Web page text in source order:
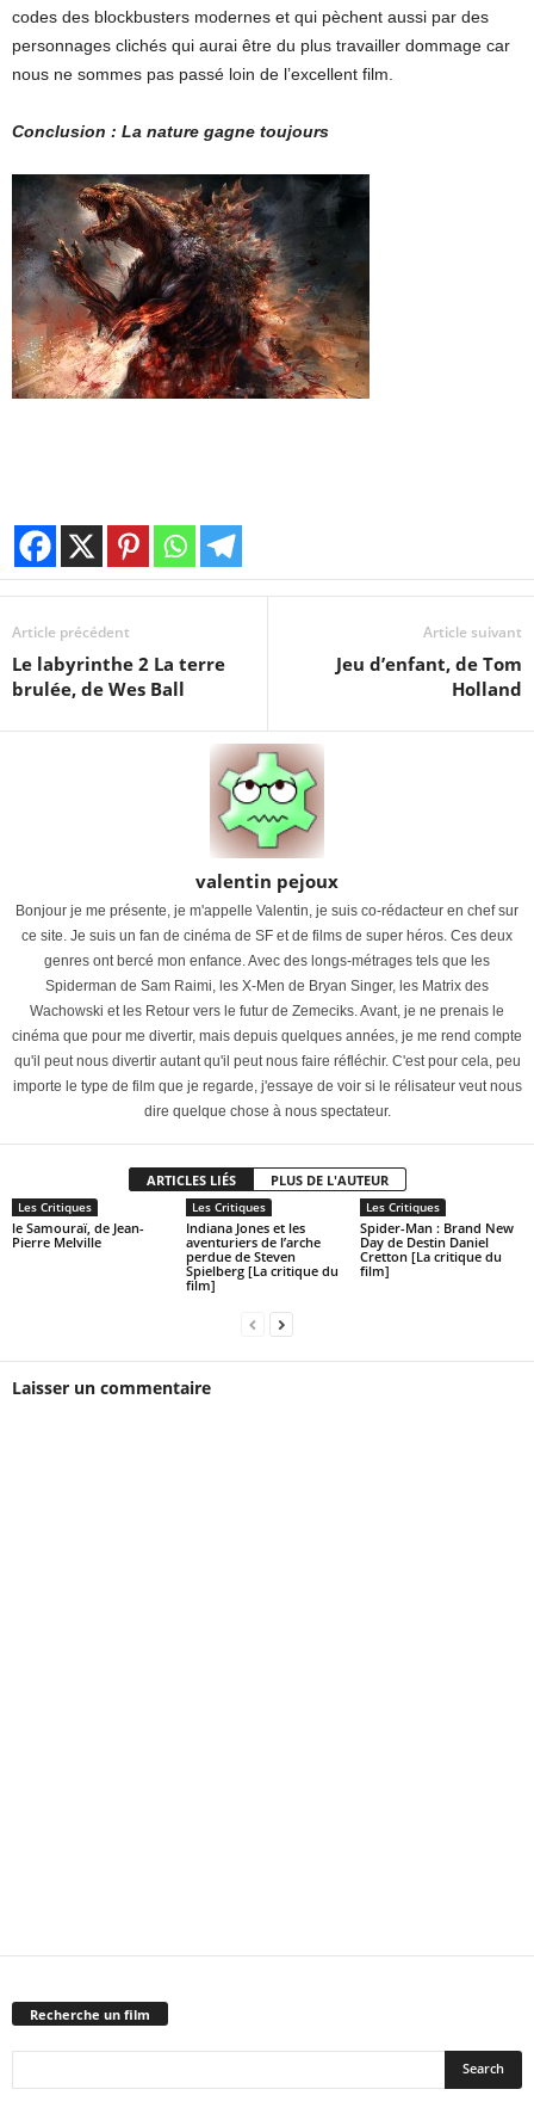
codes des blockbusters modernes et qui pèchent aussi par des
personnages clichés qui aurai être du plus travailler dommage car
nous ne sommes pas passé loin de l’excellent film.
Conclusion : La nature gagne toujours
Article précédent
Le labyrinthe 2 La terre
brulée, de Wes Ball
Article suivant
Jeu d’enfant, de Tom
Holland
valentin pejoux
Bonjour je me présente, je m'appelle Valentin, je suis co-rédacteur en chef sur
ce site. Je suis un fan de cinéma de SF et de films de super héros. Ces deux
genres ont bercé mon enfance. Avec des longs-métrages tels que les
Spiderman de Sam Raimi, les X-Men de Bryan Singer, les Matrix des
Wachowski et les Retour vers le futur de Zemeciks. Avant, je ne prenais le
cinéma que pour me divertir, mais depuis quelques années, je me rend compte
qu'il peut nous divertir autant qu'il peut nous faire réfléchir. C'est pour cela, peu
importe le type de film que je regarde, j'essaye de voir si le rélisateur veut nous
dire quelque chose à nous spectateur.
ARTICLES LIÉS PLUS DE L'AUTEUR
Les Critiques
le Samouraï, de Jean-
Pierre Melville
Les Critiques
Indiana Jones et les
aventuriers de l’arche
perdue de Steven
Spielberg [La critique du
film]
Les Critiques
Spider-Man : Brand New
Day de Destin Daniel
Cretton [La critique du
film]
Laisser un commentaire
Recherche un film